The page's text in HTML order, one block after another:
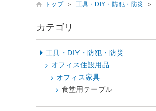
トップ ＞ 工具・DIY・防犯・防災 ＞
カテゴリ
工具・DIY・防犯・防災
オフィス住設用品
オフィス家具
食堂用テーブル